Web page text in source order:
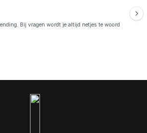
Bij vragen wordt je altijd netjes te woord